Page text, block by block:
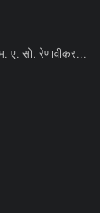
ए. सो. रेणावीकर...